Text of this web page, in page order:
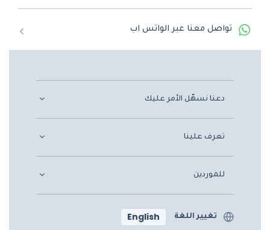
تواصل معنا عبر الواتس اب
دعنا نسهّل الأمر عليك
تعرف علينا
للموردين
تغيير اللغة English